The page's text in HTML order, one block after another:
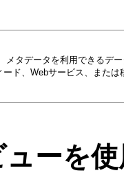
メタデータを利用できるデ
ド、Webサービス、また
ューを